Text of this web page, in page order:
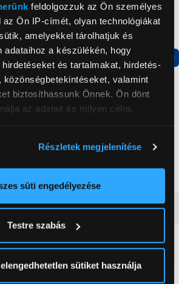
feldolgozzuk az Ön személyes
az Ön IP-címét, olyan technológiákat
amelyekkel tárolhatjuk és
adataihoz a készülékén, hogy
és tartalmakat, hirdetés-
közönségbetekintéseket, valamint
biztosíthassunk Önnek. Ön dönt
az adatait és milyen célra.
pár méteres pontossággal
beazonosítása annak konkrét
preferenciáit aRészletek
módosíthatja vagy visszavonhatja a
hozzájárulását.
Részletek megjelenítése
süti engedélyezése
Testre szabás
sütiket használja
Side
Gorenje N619EAXL4
kombinált hűtőszekrény
(0)